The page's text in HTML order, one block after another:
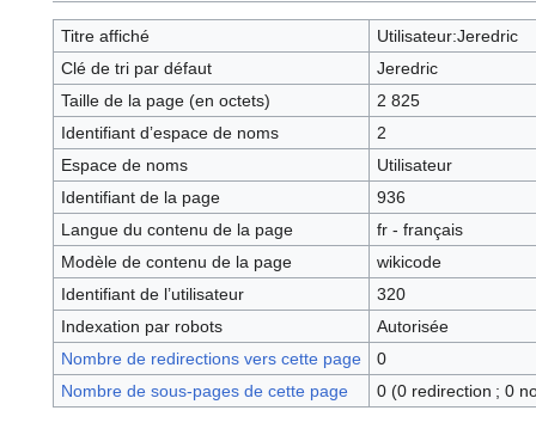
Titre affiché
Utilisateur:Jeredric
Clé de tri par défaut
Jeredric
Taille de la page (en octets)
2 825
Identifiant dʼespace de noms
2
Espace de noms
Utilisateur
Identifiant de la page
936
Langue du contenu de la page
fr - français
Modèle de contenu de la page
wikicode
Identifiant de l’utilisateur
320
Indexation par robots
Autorisée
Nombre de redirections vers cette page
0
Nombre de sous-pages de cette page
0 (0 redirection ; 0